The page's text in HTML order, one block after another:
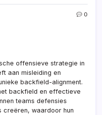
0
offensieve strategie in
aan misleiding en
backfield-alignment.
backfield en effectieve
teams defensies
creëren, waardoor hun